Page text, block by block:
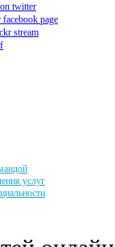
twitter
page
stream
услуг